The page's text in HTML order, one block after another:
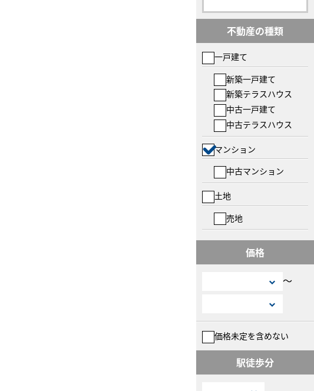
不動産の種類
一戸建て
新築一戸建て
新築テラスハウス
中古一戸建て
中古テラスハウス
マンション
中古マンション
土地
売地
価格
〜
価格未定を含めない
駅徒歩分